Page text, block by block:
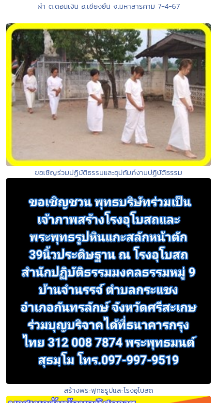
ผำ ต.ดอนเงิน อ.เชียงยืน จ.มหาสารคาม 7-4-67
ขอเชิญร่วมปฏิบัติธรรมและอุปถัมภ์งานปฏิบัติธรรม
สร้างพระพุทธรูปและโรงอุโบสถ